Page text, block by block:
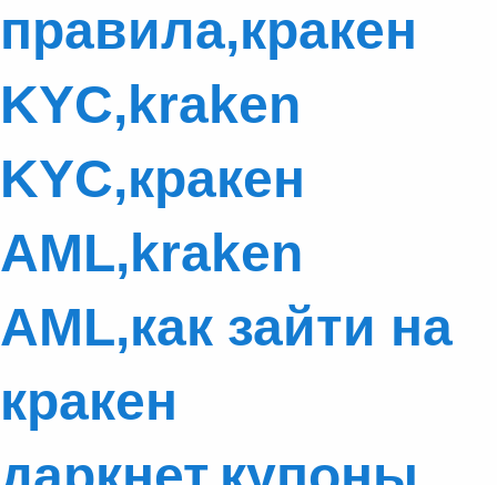
правила,кракен
KYC,kraken
KYC,кракен
AML,kraken
AML,как зайти на
кракен